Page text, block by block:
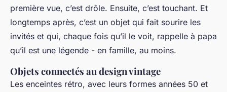
première vue, c’est drôle. Ensuite, c’est touchant. Et
longtemps après, c’est un objet qui fait sourire les
invités et qui, chaque fois qu’il le voit, rappelle à papa
qu’il est une légende - en famille, au moins.
Objets connectés au design vintage
Les enceintes rétro, avec leurs formes années 50 et